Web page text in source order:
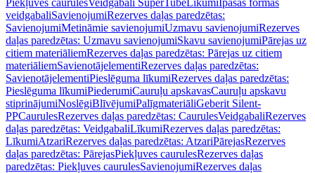
Piekļuves caurulesVeidgabali SuperTubeLīkumiĪpašas formas
veidgabaliSavienojumiRezerves daļas paredzētas:
SavienojumiMetināmie savienojumiUzmavu savienojumiRezerves
daļas paredzētas: Uzmavu savienojumiSkavu savienojumiPārejas uz
citiem materiāliemRezerves daļas paredzētas: Pārejas uz citiem
materiāliemSavienotājelementiRezerves daļas paredzētas:
SavienotājelementiPieslēguma līkumiRezerves daļas paredzētas:
Pieslēguma līkumiPiederumiCauruļu apskavasCauruļu apskavu
stiprinājumiNoslēgiBlīvējumiPalīgmateriāliGeberit Silent-
PPCaurulesRezerves daļas paredzētas: CaurulesVeidgabaliRezerves
daļas paredzētas: VeidgabaliLīkumiRezerves daļas paredzētas:
LīkumiAtzariRezerves daļas paredzētas: AtzariPārejasRezerves
daļas paredzētas: PārejasPiekļuves caurulesRezerves daļas
paredzētas: Piekļuves caurulesSavienojumiRezerves daļas